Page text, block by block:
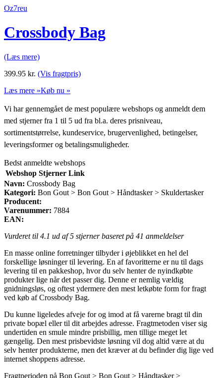
Oz7reu
Crossbody Bag
(Læs mere)
399.95 kr. (Vis fragtpris)
Læs mere »Køb nu »
Vi har gennemgået de mest populære webshops og anmeldt dem
med stjerner fra 1 til 5 ud fra bl.a. deres prisniveau,
sortimentstørrelse, kundeservice, brugervenlighed, betingelser,
leveringsformer og betalingsmuligheder.
Bedst anmeldte webshops
Webshop Stjerner Link
Navn: Crossbody Bag
Kategori: Bon Gout > Bon Gout > Håndtasker > Skuldertasker
Producent:
Varenummer: 7884
EAN:
Vurderet til 4.1 ud af 5 stjerner baseret på 41 anmeldelser
En masse online forretninger tilbyder i øjeblikket en hel del
forskellige løsninger til levering. En af favoritterne er nu til dags
levering til en pakkeshop, hvor du selv henter de nyindkøbte
produkter lige når det passer dig. Denne er nemlig vældig
gnidningsløs, og oftest ydermere den mest letkøbte form for fragt
ved køb af Crossbody Bag.
Du kunne ligeledes afveje for og imod at få varerne bragt til din
private bopæl eller til dit arbejdes adresse. Fragtmetoden viser sig
undertiden en smule mindre prisbillig, men tillige meget let
gængelig. Den mest prisbevidste løsning vil dog altid være at du
selv henter produkterne, men det kræver at du befinder dig lige ved
internet shoppens adresse.
Fragtperioden på Bon Gout > Bon Gout > Håndtasker >